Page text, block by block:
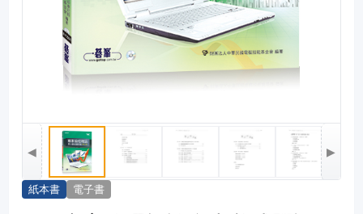
◀ ▶
紙本書 電子書